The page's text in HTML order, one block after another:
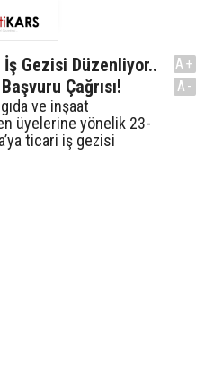
İş Gezisi Düzenliyor..
Çağrısı!
ve inşaat
üyelerine yönelik 23-
ticari iş gezisi
A+
A-